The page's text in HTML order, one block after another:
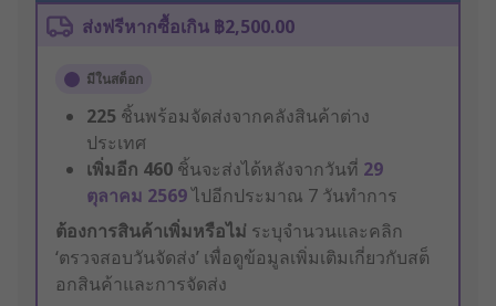
ส่งฟรีหากซื้อเกิน ฿2,500.00
มีในสต็อก
225 ชิ้นพร้อมจัดส่งจากคลังสินค้าต่าง
ประเทศ
เพิ่มอีก 460 ชิ้นจะส่งได้หลังจากวันที่ 29
ตุลาคม 2569ไปอีกประมาณ 7 วันทำการ
ต้องการสินค้าเพิ่มหรือไม่ ระบุจำนวนและคลิก
‘ตรวจสอบวันจัดส่ง’ เพื่อดูข้อมูลเพิ่มเติมเกี่ยวกับสต็
อกสินค้าและการจัดส่ง